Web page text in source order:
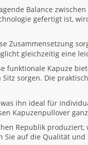
Balance
gefertigt ist,
Zusammensetzung
gleichzeitig eine
funktionale Kapuze
sorgen. Die
ihn ideal für
Kapuzenpullover
Republik
Sie auf die Qualität und